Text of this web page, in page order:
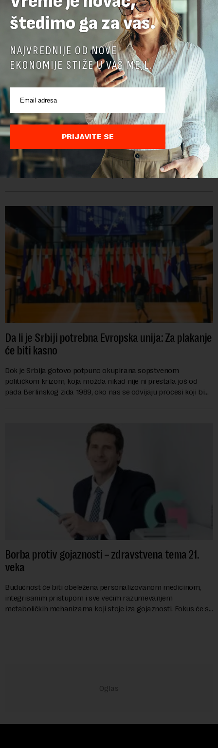
Ambasadorka Francuske: Napredak nije uklonio
sve prepreke
Od oktobra 2025. godine, funkciju ambasadorke Francuske u
Srbiji obavlja Florans Ferari, karijerna diplomatkinja sa više od
tri decenije iskustva u francuskoj diplomatiji. Tokom bogate
Da li je Srbiji potrebna Evropska unija: Za plakanje
će biti kasno
Dok je Srbija gotovo potpuno okupirana sopstvenom
političkom krizom, koja možda nikad nije ni prestala još od
pada Berlinskog zida 1989, oko nas se odvijaju procesi koji bi
Borba protiv gojaznosti – zdravstvena tema 21.
veka
Budućnost će biti obeležena personalizovanom medicinom,
integrisanim pristupom i sve većim razumevanjem
metaboličkih mehanizama koji stoje iza gojaznosti. Fokus će se
štedimo ga za vas.
NAJVREDNIJE OD NOVE
EKONOMIJE STIŽE U VAŠ MEJL.
PRIJAVITE SE